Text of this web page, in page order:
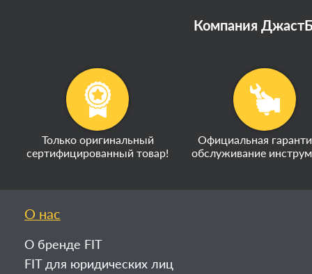
Компания
Только оригинальный
сертифицированный товар!
Официальная
обслуживание
О нас
О бренде FIT
FIT для юридических лиц